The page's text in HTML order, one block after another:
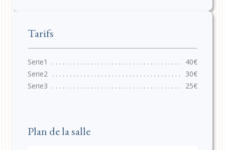
Tarifs
40€
30€
25€
Plan de la salle